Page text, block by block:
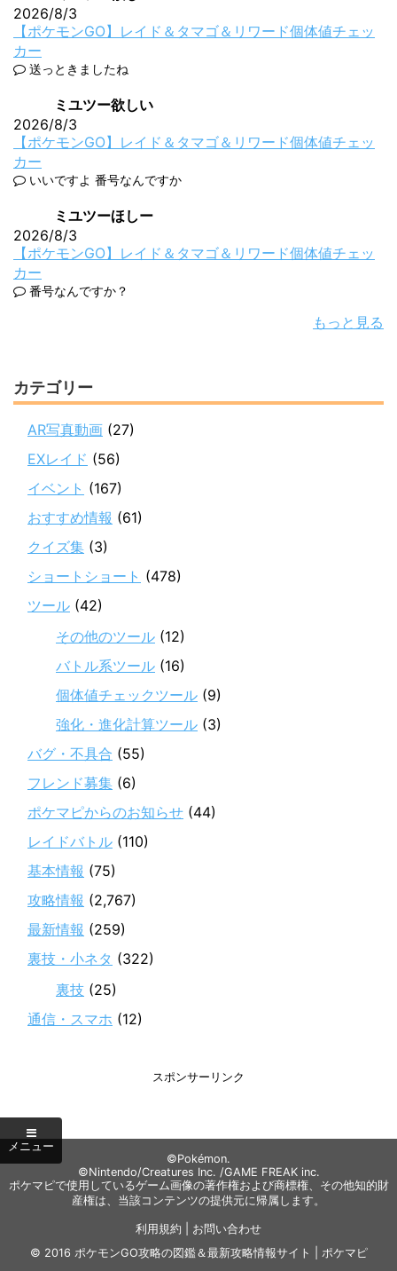
2026/8/3
【ポケモンGO】レイド＆タマゴ＆リワード個体値チェッ
カー
送っときましたね
ミユツー欲しい
2026/8/3
【ポケモンGO】レイド＆タマゴ＆リワード個体値チェッ
カー
いいですよ 番号なんですか
ミユツーほしー
2026/8/3
【ポケモンGO】レイド＆タマゴ＆リワード個体値チェッ
カー
番号なんですか？
もっと見る
カテゴリー
AR写真動画 (27)
EXレイド (56)
イベント (167)
おすすめ情報 (61)
クイズ集 (3)
ショートショート (478)
ツール (42)
その他のツール (12)
バトル系ツール (16)
個体値チェックツール (9)
強化・進化計算ツール (3)
バグ・不具合 (55)
フレンド募集 (6)
ポケマピからのお知らせ (44)
レイドバトル (110)
基本情報 (75)
攻略情報 (2,767)
最新情報 (259)
裏技・小ネタ (322)
裏技 (25)
通信・スマホ (12)
スポンサーリンク
©Pokémon.
©Nintendo/Creatures Inc. /GAME FREAK inc.
ポケマピで使用しているゲーム画像の著作権および商標権、その他知的財
産権は、当該コンテンツの提供元に帰属します。
利用規約
お問い合わせ
© 2016 ポケモンGO攻略の図鑑＆最新攻略情報サイト | ポケマピ